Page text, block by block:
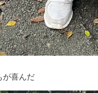
が喜んだ